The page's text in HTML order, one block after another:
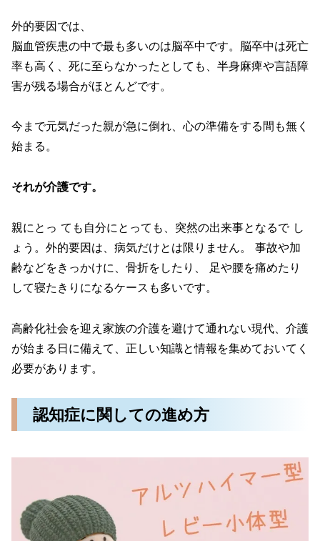
外的要因では、
脳血管疾患の中で最も多いのは脳卒中です。脳卒中は死亡
率も高く、死に至らなかったとしても、半身麻痺や言語障
害が残る場合がほとんどです。
今まで元気だった親が急に倒れ、心の準備をする間も無く
始まる。
それが介護です。
親にとっ ても自分にとっても、突然の出来事となるで し
ょう。外的要因は、病気だけとは限りません。 事故や加
齢などをきっかけに、骨折をしたり、 足や腰を痛めたり
して寝たきりになるケースも多いです。
高齢化社会を迎え家族の介護を避けて通れない現代、介護
が始まる日に備えて、正しい知識と情報を集めておいてく
必要があります。
認知症に関しての進め方